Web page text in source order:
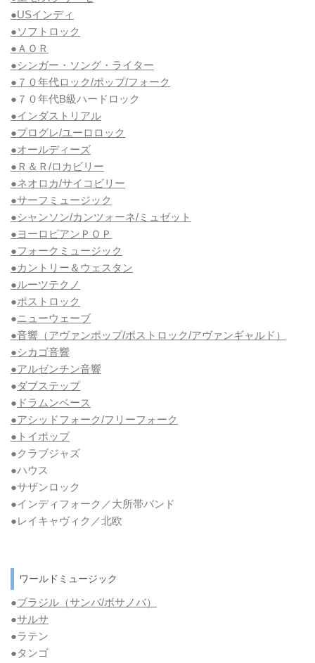
●USインディ
●ソフトロック
●ＡＯＲ
●シンガー・ソング・ライター
●７０年代ロック/ポップ/フォーク
●７０年代B級ハードロック
●インダストリアル
●プログレ/ユーロロック
●オールディーズ
●Ｒ＆Ｒ/ロカビリー
●ネオロカ/サイコビリー
●サーフミュージック
●シャンソン/カンツォーネ/ミュゼット
●ヨーロピアンＰＯＰ
●フォークミュージック
●カントリー＆ウェスタン
●ルーツテクノ
●ポストロック
●ニューウェーブ
●音響（アヴァンポップ/ポストロック/アヴァンギャルド）
●シカゴ音響
●アルゼンチン音響
●ダブステップ
● ドラムンベース
●アシッドフォーク/フリーフォーク
●トイポップ
●クラブジャズ
●ハウス
●サザンロック
●インディフォーク／大所帯バンド
●レイキャヴィク／北欧
ワールドミュージック
●ブラジル（サンバ/ボサノバ）
●サルサ
●ラテン
●タンゴ